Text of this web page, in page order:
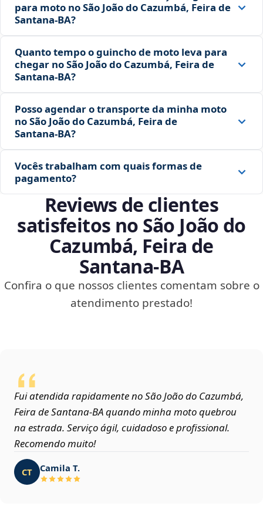
para moto no São João do Cazumbá, Feira de
Santana‑BA?
Quanto tempo o guincho de moto leva para
chegar no São João do Cazumbá, Feira de
Santana‑BA?
Posso agendar o transporte da minha moto
no São João do Cazumbá, Feira de
Santana‑BA?
Vocês trabalham com quais formas de
pagamento?
Reviews de clientes
satisfeitos no São João do
Cazumbá, Feira de
Santana‑BA
Confira o que nossos clientes comentam sobre o
atendimento prestado!
Fui atendida rapidamente no São João do Cazumbá,
Feira de Santana‑BA quando minha moto quebrou
na estrada. Serviço ágil, cuidadoso e profissional.
Recomendo muito!
CT Camila T.